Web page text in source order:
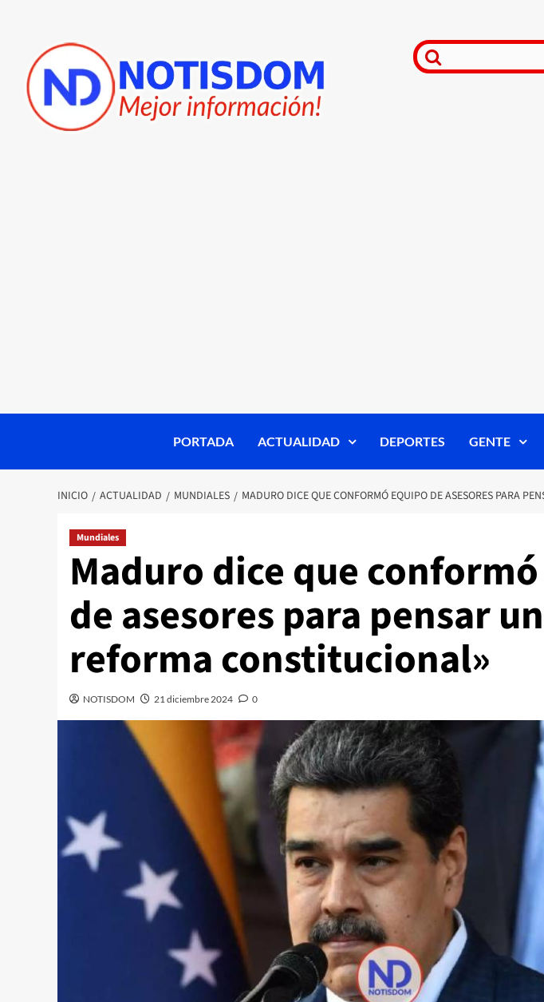
PORTADA ACTUALIDAD DEPORTES GENTE
INICIO ACTUALIDAD MUNDIALES MADURO DICE QUE CONFORMÓ EQUIPO DE ASESORES PARA
Mundiales
Maduro dice que
de asesores para pensar
reforma constitucional»
NOTISDOM 21 diciembre 2024 0